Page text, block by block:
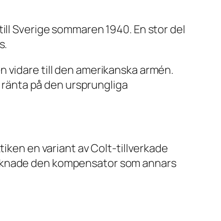
sommaren 1940. En stor del
vidare till den amerikanska armén.
på den ursprungliga
en variant av Colt-tillverkade
den kompensator som annars